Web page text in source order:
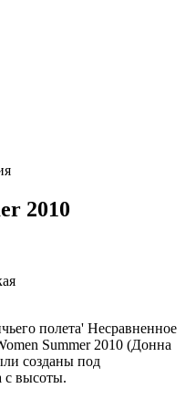
2010
полета' Несравненное
Summer 2010 (Донна
созданы под
с высоты.